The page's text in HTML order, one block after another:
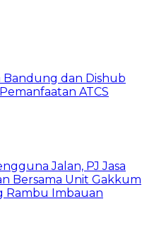
Bandung dan Dishub
ATCS
Jalan, PJ Jasa
Bersama Unit Gakkum
Rambu Imbauan